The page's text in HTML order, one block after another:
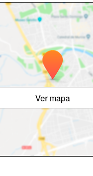
Ver mapa